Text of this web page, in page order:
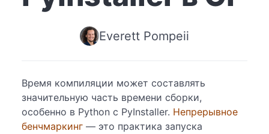
Everett Pompeii
Время компиляции может составлять
значительную часть времени сборки,
особенно в Python с PyInstaller. Непрерывное
бенчмаркинг — это практика запуска